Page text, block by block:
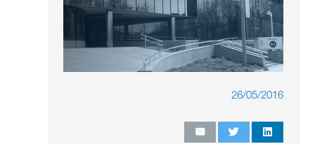
26/05/2016